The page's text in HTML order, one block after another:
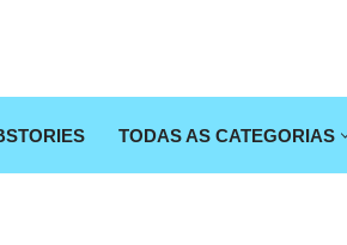
TODAS AS CATEGORIAS